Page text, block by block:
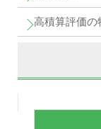
高積算評価の